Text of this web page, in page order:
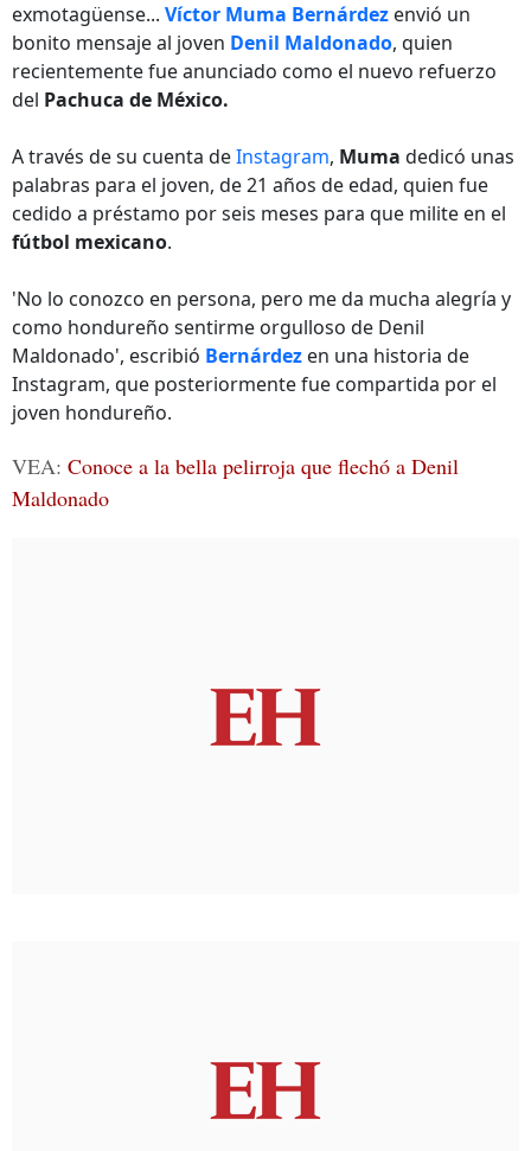
exmotagüense... Víctor Muma Bernárdez envió un
bonito mensaje al joven Denil Maldonado, quien
recientemente fue anunciado como el nuevo refuerzo
del Pachuca de México.
A través de su cuenta deInstagram, Muma dedicó unas
palabras para el joven, de 21 años de edad, quien fue
cedido a préstamo por seis meses para que milite en el
fútbol mexicano.
'No lo conozco en persona, pero me da mucha alegría y
como hondureño sentirme orgulloso de Denil
Maldonado', escribió Bernárdez en una historia de
Instagram, que posteriormente fue compartida por el
joven hondureño.
VEA: Conoce a la bella pelirroja que flechó a Denil
Maldonado